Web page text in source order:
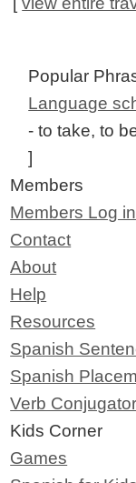
Popular
Language
- to take, to
]
Members
Members Log in
Contact
About
Help
Resources
Spanish
Spanish
Verb Conjugator
Kids Corner
Games